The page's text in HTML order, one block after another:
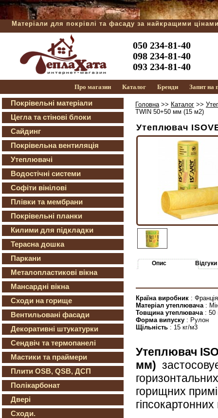
Матеріали для покрівлі та фасаду за найкращими
050 234-81-40
098 234-81-40
093 234-81-40
Про магазин Каталог Бренди Запит на
Покрівельні матеріали
Цегла та стінові блоки
Сайдинг
Покрівельна вентиляція
Утеплювачі
Водостічні системи
Софіти вінілові
Плівки та мембрани
Покрівельні планки
Килими для підкладки
Терасна дошка
Паркани
Металопластикові вікна
Мансардні вікна
Сходи на горище
Вентильовані фасади
Декоративні штукатурки
Сендвіч та термопанелі
Мастики та праймери
Плити OSB, QSB, ДСП
Полікарбонат
Двері
Сходи.
Головна>> Каталог >>
TWIN 50+50 мм (15 м2)
Утеплювач
Опис Відгуки
Країна виробник : Франція
Матеріал утеплювача :
Товщина утеплювача : 50
Форма випуску : Рулон
Щільність : 15 кг/м3
Утеплювач
мм)
горищних